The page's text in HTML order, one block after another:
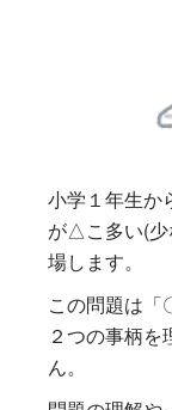
小学１年生
が△こ多い(少
場します。
この問題は
２つの事柄
ん。